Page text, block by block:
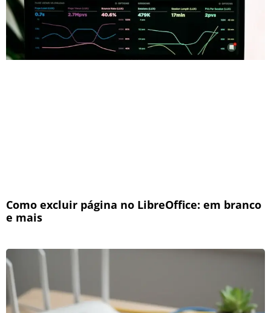
Como excluir página no LibreOffice: em branco
e mais